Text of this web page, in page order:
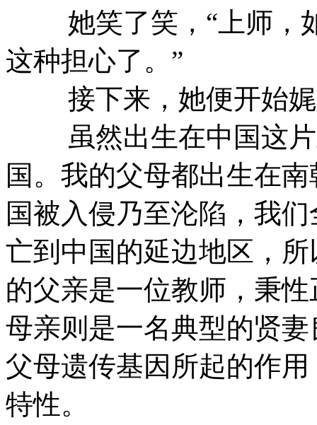
她笑了笑，“上师，如
这种担心了。”
接下来，她便开始娓
虽然出生在中国这片
国。我的父母都出生在
国被入侵乃至沦陷，我
亡到中国的延边地区，
的父亲是一位教师，秉
母亲则是一名典型的贤
父母遗传基因所起的作
特性。